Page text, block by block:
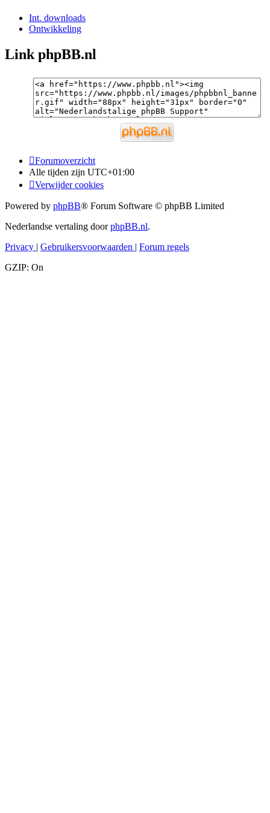
Int. downloads
Ontwikkeling
Link phpBB.nl
Forumoverzicht
Alle tijden zijn UTC+01:00
Verwijder cookies
Powered by phpBB® Forum Software © phpBB Limited
Nederlandse vertaling doorphpBB.nl.
Privacy | Gebruikersvoorwaarden | Forum regels
GZIP: On